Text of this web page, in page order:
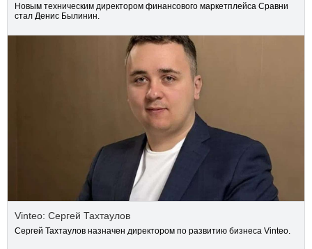
Новым техническим директором финансового маркетплейса Сравни
стал Денис Былинин.
Vinteo: Сергей Тахтаулов
Сергей Тахтаулов назначен директором по развитию бизнеса Vinteo.